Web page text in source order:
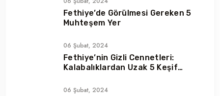
Fethiye’de Görülmesi Gereken 5
Muhteşem Yer
06 Şubat, 2024
Fethiye’nin Gizli Cennetleri:
Kalabalıklardan Uzak 5 Keşif
06 Şubat, 2024